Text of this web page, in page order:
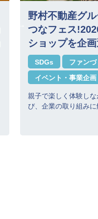
野村不動産グ
つなフェス
ショップを企
SDGs
ファン
イベント・事業企画
親子で楽しく体験し
び、企業の取り組み